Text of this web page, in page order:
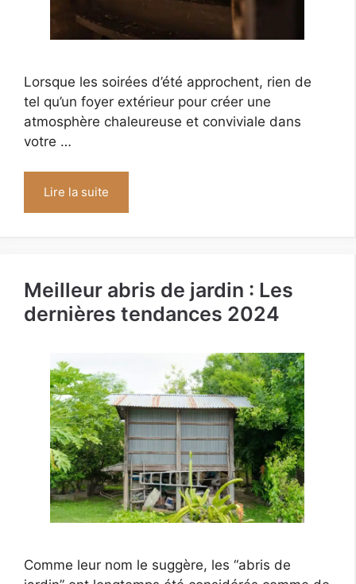
Lorsque les soirées d’été approchent, rien de
tel qu’un foyer extérieur pour créer une
atmosphère chaleureuse et conviviale dans
votre …
Lire la suite
Meilleur abris de jardin : Les
dernières tendances 2024
Comme leur nom le suggère, les “abris de